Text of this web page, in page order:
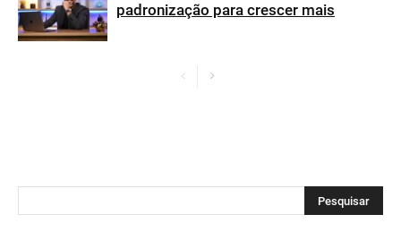
padronização para crescer mais